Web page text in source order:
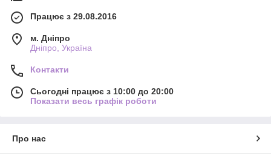
Працює з 29.08.2016
м. Дніпро
Дніпро, Україна
Контакти
Сьогодні працює з 10:00 до 20:00
Показати весь графік роботи
Про нас